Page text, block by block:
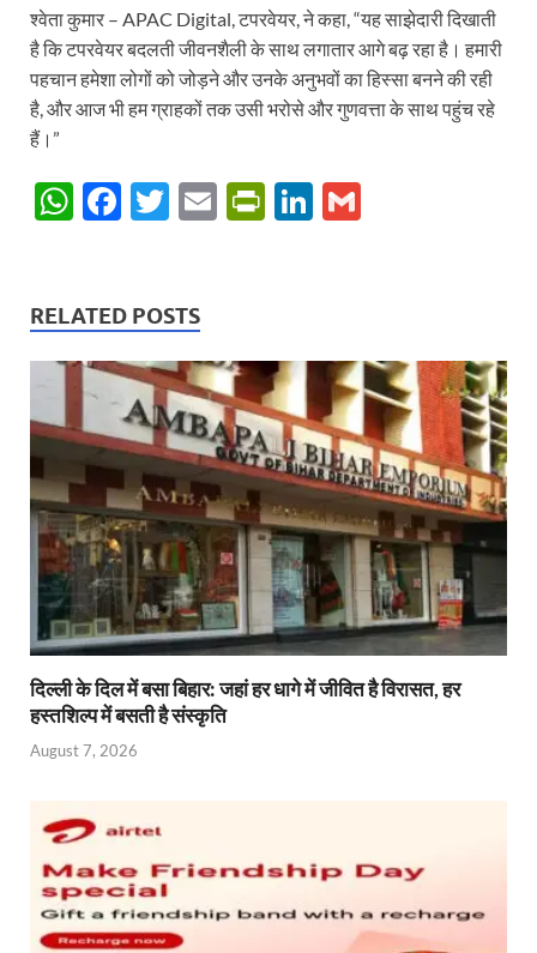
श्वेता कुमार – APAC Digital, टपरवेयर, ने कहा, “यह साझेदारी दिखाती
है कि टपरवेयर बदलती जीवनशैली के साथ लगातार आगे बढ़ रहा है। हमारी
पहचान हमेशा लोगों को जोड़ने और उनके अनुभवों का हिस्सा बनने की रही
है, और आज भी हम ग्राहकों तक उसी भरोसे और गुणवत्ता के साथ पहुंच रहे
हैं।”
W
s
A
p
p
F
b
o
o
k
T
er
E
P
ie
n
dl
y
Li
dI
n
RELATED POSTS
दिल्ली के दिल में बसा बिहार: जहां हर धागे में जीवित है विरासत, हर
हस्तशिल्प में बसती है संस्कृति
August 7, 2026